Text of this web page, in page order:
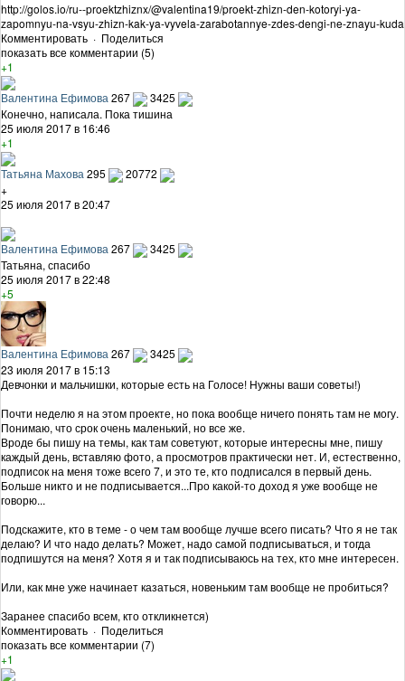
http://golos.io/ru--proektzhiznx/@valentina19/proekt-zhizn-den-kotoryi-ya-
zapomnyu-na-vsyu-zhizn-kak-ya-vyvela-zarabotannye-zdes-dengi-ne-znayu-kuda
Комментировать · Поделиться
показать все комментарии (5)
+1
Валентина Ефимова 267
3425
Конечно, написала. Пока тишина
25 июля 2017 в 16:46
+1
Татьяна Махова 295
20772
+
25 июля 2017 в 20:47
Валентина Ефимова267
3425
Татьяна, спасибо
25 июля 2017 в 22:48
+5
Валентина Ефимова 267
3425
23 июля 2017 в 15:13
Девчонки и мальчишки, которые есть на Голосе! Нужны ваши советы!)
Почти неделю я на этом проекте, но пока вообще ничего понять там не могу.
Понимаю, что срок очень маленький, но все же.
Вроде бы пишу на темы, как там советуют, которые интересны мне, пишу
каждый день, вставляю фото, а просмотров практически нет. И, естественно,
подписок на меня тоже всего 7, и это те, кто подписался в первый день.
Больше никто и не подписывается...Про какой-то доход я уже вообще не
говорю...
Подскажите, кто в теме - о чем там вообще лучше всего писать? Что я не так
делаю? И что надо делать? Может, надо самой подписываться, и тогда
подпишутся на меня? Хотя я и так подписываюсь на тех, кто мне интересен.
Или, как мне уже начинает казаться, новеньким там вообще не пробиться?
Заранее спасибо всем, кто откликнется)
Комментировать · Поделиться
показать все комментарии (7)
+1